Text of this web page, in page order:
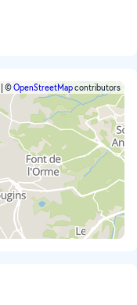
©OpenStreetMapcontributors